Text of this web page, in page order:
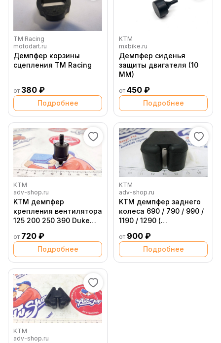
TM Racing
motodart.ru
Демпфер корзины
сцепления TM Racing
от 380 ₽
Подробнее
KTM
mxbike.ru
Демпфер сиденья
защиты двигателя (10
MM)
от 450 ₽
Подробнее
KTM
adv-shop.ru
KTM демпфер
крепления вентилятора
125 200 250 390 Duke
от 720 ₽
Подробнее
KTM
adv-shop.ru
KTM демпфер заднего
колеса 690 / 790 / 990 /
1190 / 1290 (
от 900 ₽
Подробнее
KTM
adv-shop.ru